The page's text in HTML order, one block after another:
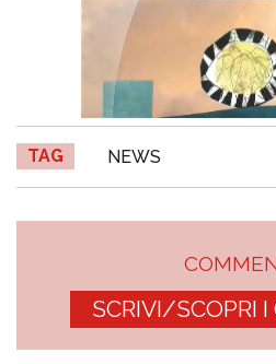
TAG NEWS
SCRIVI/SCOPRI